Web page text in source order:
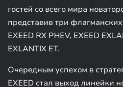
гостей со всего мира
представив три
EXEED RX PHEV, EXEED
EXLANTIX ET.
Очередным успехом в
EXEED стал выход линейки